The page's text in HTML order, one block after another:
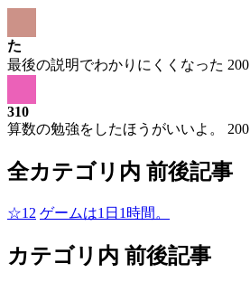
た
最後の説明でわかりにくくなった
310
算数の勉強をしたほうがいいよ。
全カテゴリ内 前後記事
☆12 ゲームは1日1時間。
カテゴリ内 前後記事